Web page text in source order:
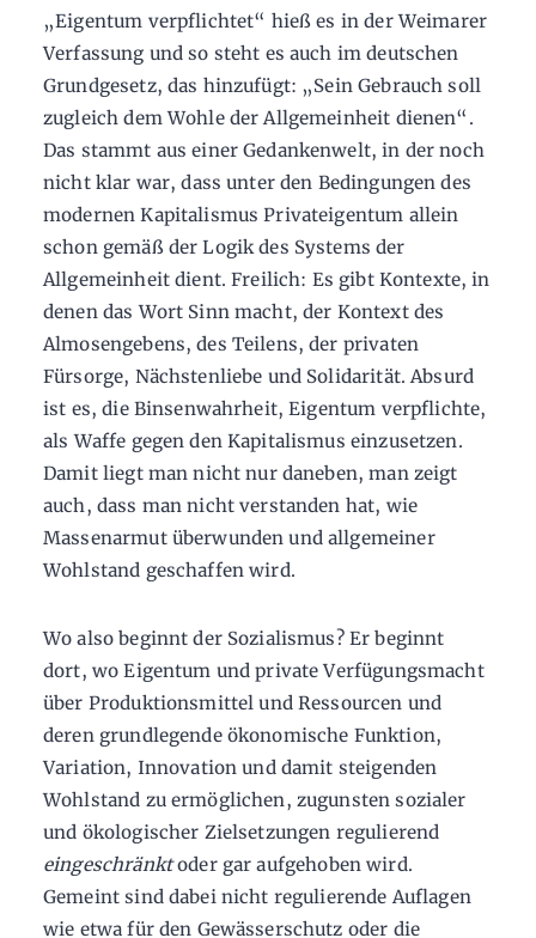
„Eigentum verpflichtet“ hieß es in der Weimarer
Verfassung und so steht es auch im deutschen
Grundgesetz, das hinzufügt: „Sein Gebrauch soll
zugleich dem Wohle der Allgemeinheit dienen“.
Das stammt aus einer Gedankenwelt, in der noch
nicht klar war, dass unter den Bedingungen des
modernen Kapitalismus Privateigentum allein
schon gemäß der Logik des Systems der
Allgemeinheit dient. Freilich: Es gibt Kontexte, in
denen das Wort Sinn macht, der Kontext des
Almosengebens, des Teilens, der privaten
Fürsorge, Nächstenliebe und Solidarität. Absurd
ist es, die Binsenwahrheit, Eigentum verpflichte,
als Waffe gegen den Kapitalismus einzusetzen.
Damit liegt man nicht nur daneben, man zeigt
auch, dass man nicht verstanden hat, wie
Massenarmut überwunden und allgemeiner
Wohlstand geschaffen wird.
Wo also beginnt der Sozialismus? Er beginnt
dort, wo Eigentum und private Verfügungsmacht
über Produktionsmittel und Ressourcen und
deren grundlegende ökonomische Funktion,
Variation, Innovation und damit steigenden
Wohlstand zu ermöglichen, zugunsten sozialer
und ökologischer Zielsetzungen regulierend
eingeschränktoder gar aufgehoben wird.
Gemeint sind dabei nicht regulierende Auflagen
wie etwa für den Gewässerschutz oder die